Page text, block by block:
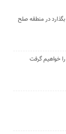
در منطقه صلح
خواهیم گرفت